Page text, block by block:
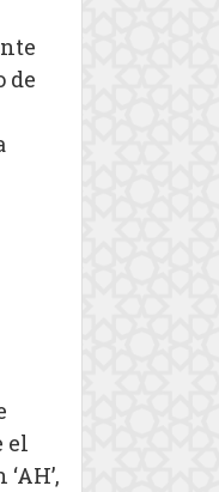
de
el